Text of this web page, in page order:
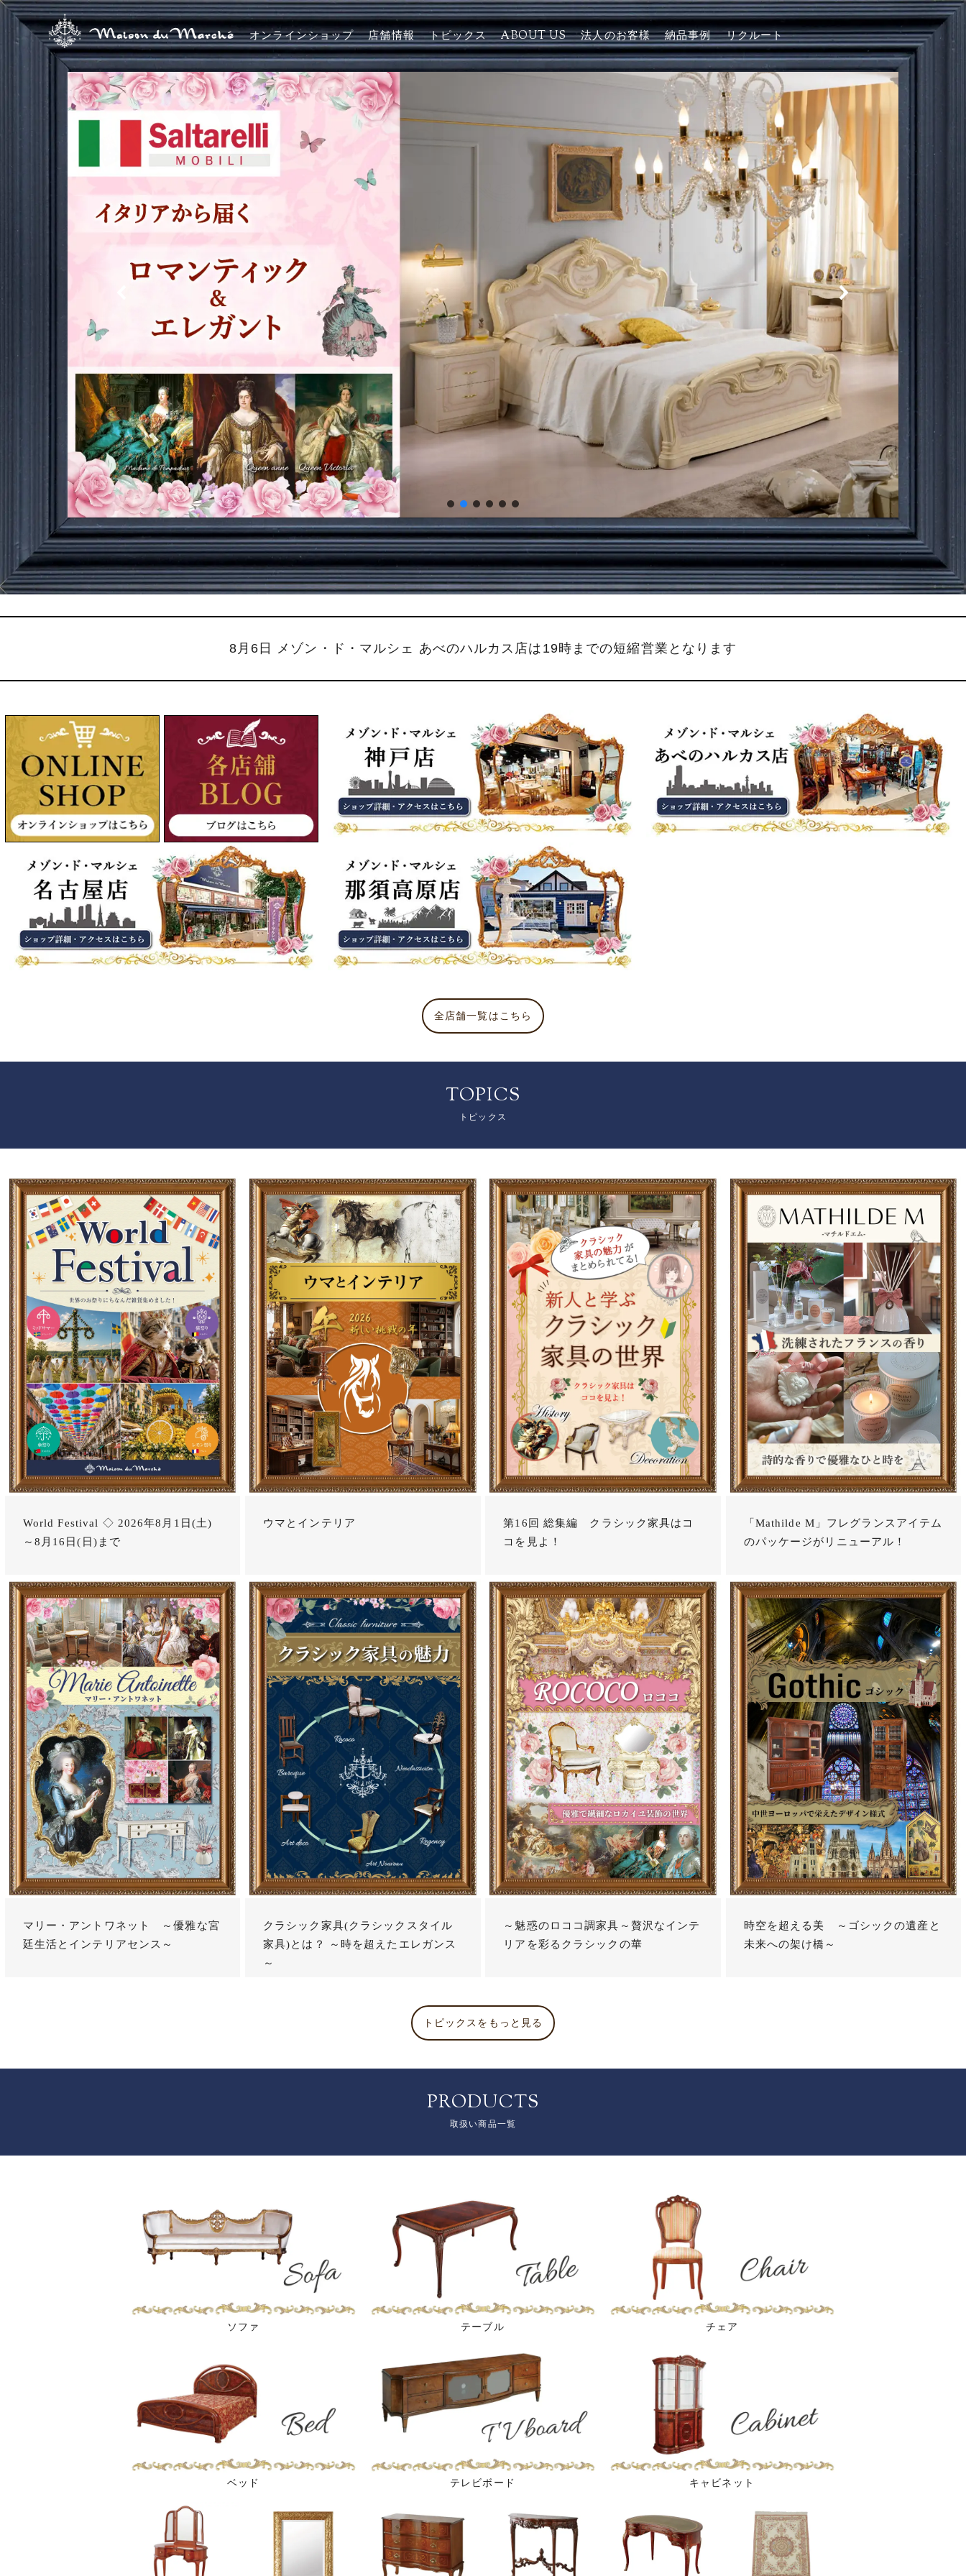
オンラインショップ 店舗情報 トピックス ABOUT US 法人のお客様 納品事例 リクルート
8月6日 メゾン・ド・マルシェ あべのハルカス店は19時までの短縮営業となります
全店舗一覧はこちら
TOPICS
トピックス
World Festival ◇ 2026年8月1日(土)
～8月16日(日)まで
ウマとインテリア
第16回 総集編 クラシック家具はコ
コを見よ！
「Mathilde M」フレグランスアイテム
のパッケージがリニューアル！
マリー・アントワネット ～優雅な宮
廷生活とインテリアセンス～
クラシック家具(クラシックスタイル
家具)とは？ ～時を超えたエレガンス
～
～魅惑のロココ調家具～贅沢なインテ
リアを彩るクラシックの華
時空を超える美 ～ゴシックの遺産と
未来への架け橋～
トピックスをもっと見る
PRODUCTS
取扱い商品一覧
ソファ テーブル チェア
ベッド テレビボード キャビネット